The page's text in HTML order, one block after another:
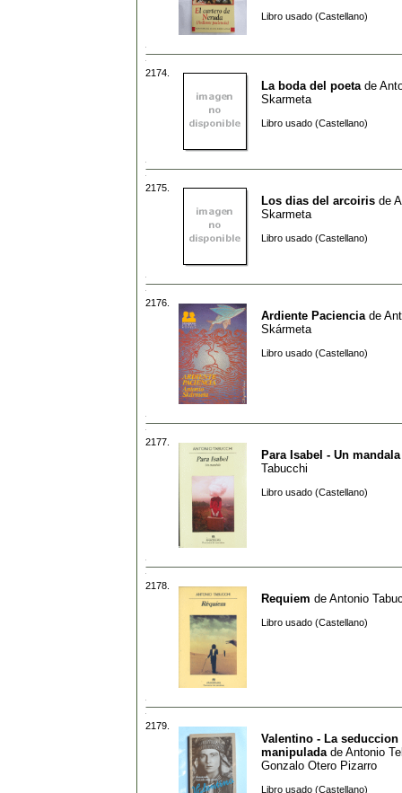
Libro usado (Castellano)
2174.
La boda del poeta de
Skarmeta
Libro usado (Castellano)
2175.
Los dias del arcoiris de
Skarmeta
Libro usado (Castellano)
2176.
Ardiente Paciencia de
Skármeta
Libro usado (Castellano)
2177.
Para Isabel - Un mandala
Tabucchi
Libro usado (Castellano)
2178.
Requiem de Antonio
Libro usado (Castellano)
2179.
Valentino - La seduccion
manipulada de Antonio
Gonzalo Otero Pizarro
Libro usado (Castellano)